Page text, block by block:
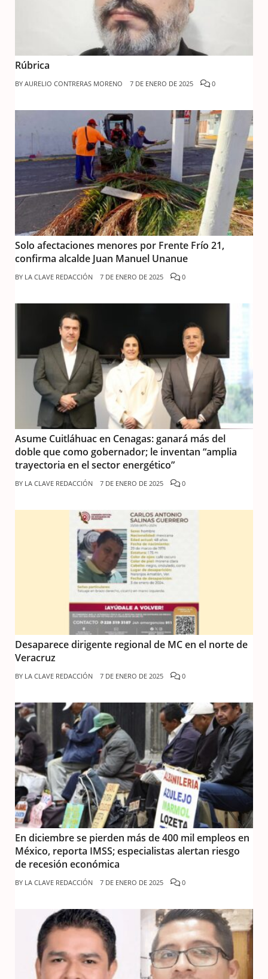
Rúbrica
BY AURELIO CONTRERAS MORENO 7 DE ENERO DE 2025 0
Solo afectaciones menores por Frente Frío 21,
confirma alcalde Juan Manuel Unanue
BY LA CLAVE REDACCIÓN 7 DE ENERO DE 2025 0
Asume Cuitláhuac en Cenagas: ganará más del
doble que como gobernador; le inventan “amplia
trayectoria en el sector energético”
BY LA CLAVE REDACCIÓN 7 DE ENERO DE 2025 0
Desaparece dirigente regional de MC en el norte de
Veracruz
BY LA CLAVE REDACCIÓN 7 DE ENERO DE 2025 0
En diciembre se pierden más de 400 mil empleos en
México, reporta IMSS; especialistas alertan riesgo
de recesión económica
BY LA CLAVE REDACCIÓN 7 DE ENERO DE 2025 0